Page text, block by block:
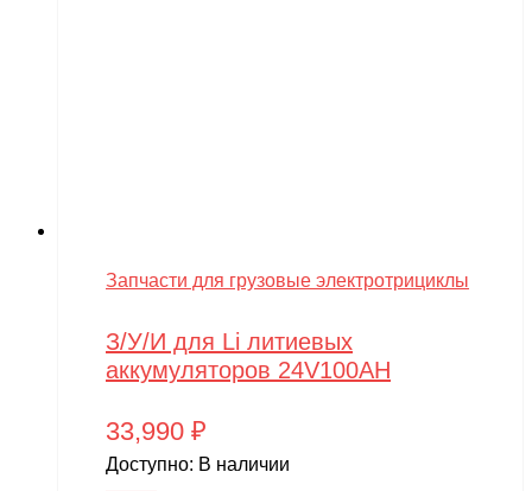
Запчасти для грузовые электротрициклы
З/У/И для Li литиевых
аккумуляторов 24V100AH
33,990 ₽
Доступно: В наличии